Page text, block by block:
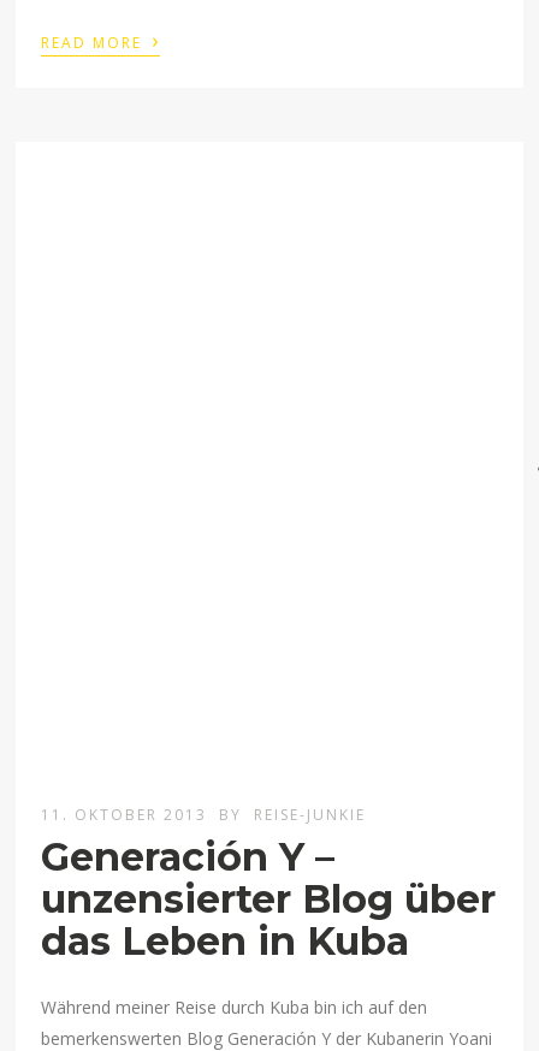
READ MORE ›
11. OKTOBER 2013 BY REISE-JUNKIE
Generación Y –
unzensierter Blog über
das Leben in Kuba
Während meiner Reise durch Kuba bin ich auf den
bemerkenswerten Blog Generación Y der Kubanerin Yoani